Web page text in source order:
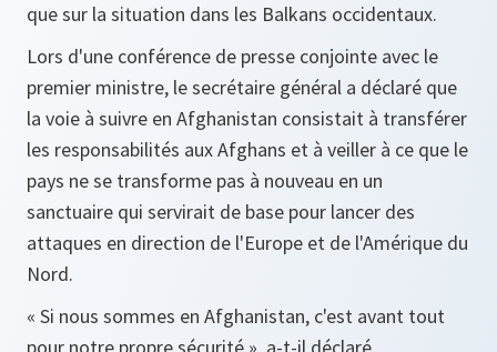
que sur la situation dans les Balkans occidentaux.
Lors d'une conférence de presse conjointe avec le
premier ministre, le secrétaire général a déclaré que
la voie à suivre en Afghanistan consistait à transférer
les responsabilités aux Afghans et à veiller à ce que le
pays ne se transforme pas à nouveau en un
sanctuaire qui servirait de base pour lancer des
attaques en direction de l'Europe et de l'Amérique du
Nord.
« Si nous sommes en Afghanistan, c'est avant tout